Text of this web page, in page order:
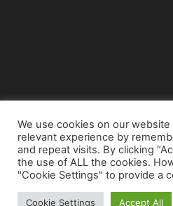
© Copyright 2015 -
We use cookies on our
relevant experience by
and repeat visits. By clicking
the use of ALL the cookies.
"Cookie Settings" to provide a
Cookie Settings Accept All